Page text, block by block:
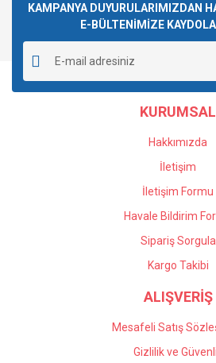
KAMPANYA DUYURULARIMIZDAN
E-BÜLTENİMİZE
KURUMSAL
Hakkımızda
İletişim
İletişim Formu
Havale Bildirim
Sipariş Sorgula
Kargo Takibi
ALIŞVERİŞ
Mesafeli Satış
Gizlilik ve